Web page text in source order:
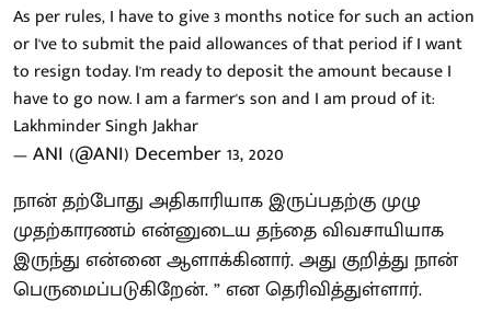
As per rules, I have to give 3 months notice for such an action
or I've to submit the paid allowances of that period if I want
to resign today. I'm ready to deposit the amount because I
have to go now. I am a farmer's son and I am proud of it:
Lakhminder Singh Jakhar
— ANI (@ANI) December 13, 2020
நான் தற்போது அதிகாரியாக இருப்பதற்கு முழு
முதற்காரணம் என்னுடைய தந்தை விவசாயியாக
இருந்து என்னை ஆளாக்கினார். அது குறித்து நான்
பெருமைப்படுகிறேன். ” என தெரிவித்துள்ளார்.